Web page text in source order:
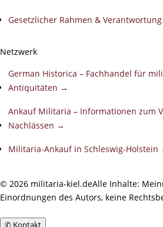
Gesetzlicher Rahmen & Verantwortung
Netzwerk
German Historica – Fachhandel für
Antiquitäten →
Ankauf Militaria – Informationen zum
Nachlässen →
Militaria-Ankauf in Schleswig-Holstein
© 2026 militaria-kiel.deAlle Inhalte:
Einordnungen des Autors, keine
✆ Kontakt